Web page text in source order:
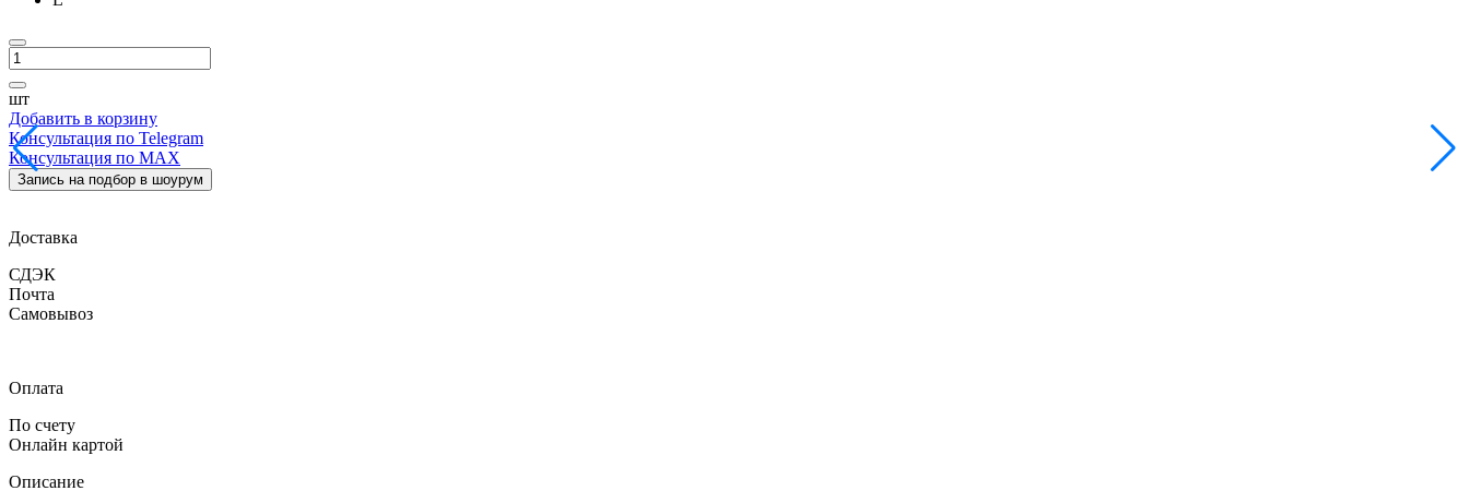
шт
Добавить в корзину
Консультация по Telegram
Консультация по MAX
Запись на подбор в шоурум
Доставка
СДЭК
Почта
Самовывоз
Оплата
По счету
Онлайн картой
Описание